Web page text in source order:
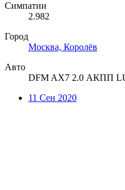
Симпатии
2.982
Город
Москва, Королёв
Авто
DFM AX7 2.0 АКПП
11 Сен 2020